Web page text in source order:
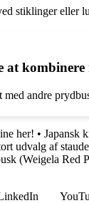
stiklinger eller
at
andre
her! • Japansk
udvalg af
(Weigela Red